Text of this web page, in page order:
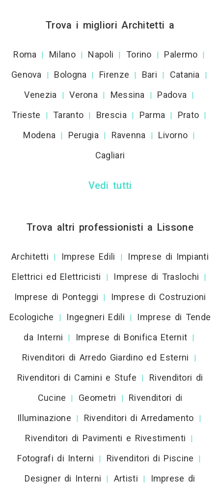
Trova i migliori Architetti a
Roma | Milano | Napoli | Torino | Palermo |
Genova | Bologna | Firenze | Bari | Catania |
Venezia | Verona | Messina | Padova |
Trieste | Taranto | Brescia | Parma | Prato |
Modena | Perugia | Ravenna | Livorno |
Cagliari
Vedi tutti
Trova altri professionisti a Lissone
Architetti | Imprese Edili |
Imprese di Impianti
Elettrici ed Elettricisti
| Imprese di Traslochi |
Imprese di Ponteggi |
Imprese di Costruzioni
Ecologiche
| Ingegneri Edili |
Imprese di Tende
da Interni
| Imprese di Bonifica Eternit |
Rivenditori di Arredo Giardino ed Esterni |
Rivenditori di Camini e Stufe |
Rivenditori di
Cucine
| Geometri |
Rivenditori di
Illuminazione
| Rivenditori di Arredamento |
Rivenditori di Pavimenti e Rivestimenti |
Fotografi di Interni | Rivenditori di Piscine |
Designer di Interni | Artisti |
Imprese di